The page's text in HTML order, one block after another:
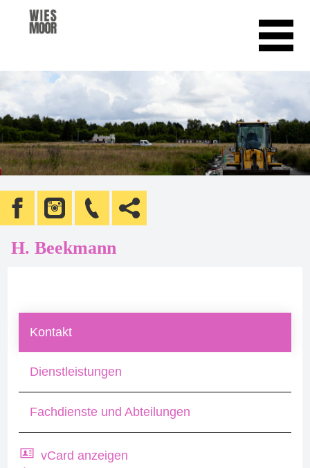
H. Beekmann
Kontakt
Dienstleistungen
Fachdienste und Abteilungen
vCard anzeigen